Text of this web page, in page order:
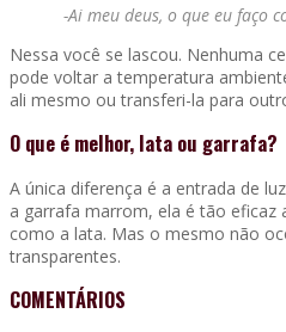
-Ai meu deus, o que eu faço
Nessa você se lascou. Nenhuma
pode voltar a temperatura
ali mesmo ou transferi-la para
O que é melhor, lata ou garrafa?
A única diferença é a entrada de
a garrafa marrom, ela é tão eficaz
como a lata. Mas o mesmo não
transparentes.
COMENTÁRIOS